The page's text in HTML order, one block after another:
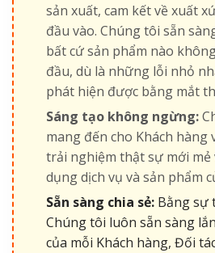
sản xuất, cam kết về xuất
đầu vào. Chúng tôi sẵn
bất cứ sản phẩm nào
đầu, dù là những lỗi nhỏ
phát hiện được bằng mắt
Sáng tạo không ngừng:
mang đến cho Khách
trải nghiệm thật sự mới mẻ
dụng dịch vụ và sản phẩm
Sẵn sàng chia sẻ: Bằng sự
Chúng tôi luôn sẵn sàng
của mỗi Khách hàng, Đối